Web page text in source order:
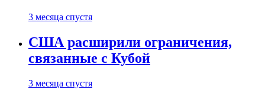
3 месяца спустя
США расширили ограничения,
связанные с Кубой
3 месяца спустя